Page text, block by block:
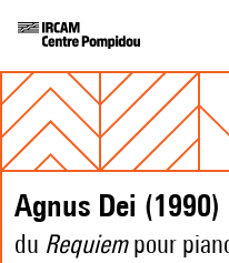
Agnus Dei (1990)
du Requiempour